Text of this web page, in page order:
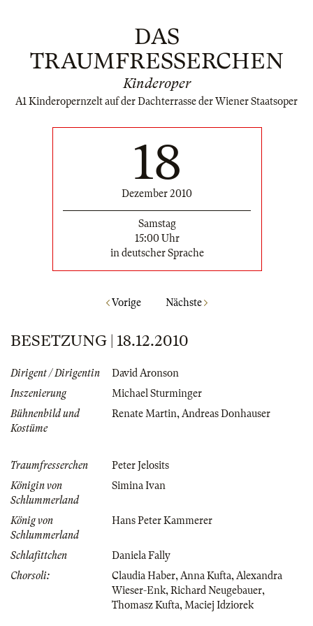
DAS
TRAUMFRESSERCHEN
Kinderoper
A1 Kinderopernzelt auf der Dachterrasse der Wiener Staatsoper
18
Dezember 2010
Samstag
15:00 Uhr
in deutscher Sprache
Vorige Nächste
BESETZUNG | 18.12.2010
Dirigent / Dirigentin
David Aronson
Inszenierung
Michael Sturminger
Bühnenbild und
Kostüme
Renate Martin,Andreas Donhauser
Traumfresserchen
Peter Jelosits
Königin von
Schlummerland
Simina Ivan
König von
Schlummerland
Hans Peter Kammerer
Schlafittchen
Daniela Fally
Chorsoli:
Claudia Haber,Anna Kufta,Alexandra
Wieser-Enk,Richard Neugebauer,
Thomasz Kufta,Maciej Idziorek